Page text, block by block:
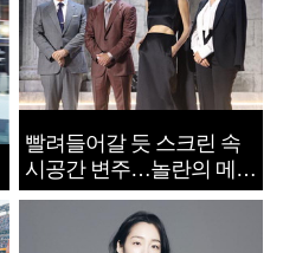
빨려들어갈 듯 스크린 속
시공간 변주…놀란의 메시
지는 ‘전쟁 속죄’